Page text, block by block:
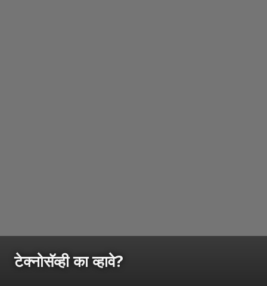
टेक्नोसॅव्ही का व्हावे?